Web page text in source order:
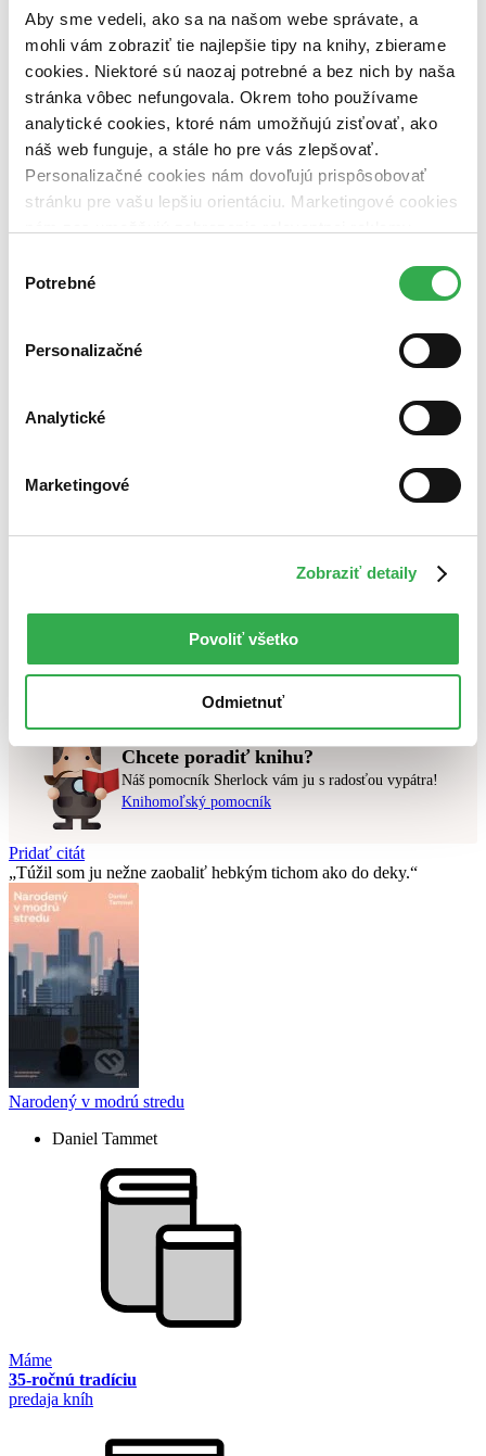
Aby sme vedeli, ako sa na našom webe správate, a
mohli vám zobraziť tie najlepšie tipy na knihy, zbierame
cookies. Niektoré sú naozaj potrebné a bez nich by naša
stránka vôbec nefungovala. Okrem toho používame
analytické cookies, ktoré nám umožňujú zisťovať, ako
náš web funguje, a stále ho pre vás zlepšovať.
Personalizačné cookies nám dovoľujú prispôsobovať
stránku pre vašu lepšiu orientáciu. Marketingové cookies
nám pomohlo, keby sme mohli používať všetky tieto
súhlasu
Potrebné
Personalizačné
Analytické
Marketingové
Zobraziť detaily
Povoliť všetko
Odmietnuť
predpredaj (0 titulov)
predpredaj
pripravujeme (0 titulov)
dostupná (bez vypredaných) (0 titulov)dostupná (bez
vypredaných)
nová (0 titulov)
čítaná (0 titulov)čítaná
čítaná - výborný stav (0 titulov)čítaná - výborný stav
čítaná - mierne opotrebovaná (0 titulov)čítaná - mierne
Zoradiť
Od poslednej časti
Top hodnotené
v predpredaji
Nebol nájdenýžiadny titulvyhovujúci zadaným podmienkam.
Skúste prosím zmeniť vyhľadávaný výraz.
Chcete poradiť knihu?
Náš pomocník Sherlock vám ju s radosťou vypátra!
Knihomoľský pomocník
Pridať citát
Túžil som ju nežne zaobaliť hebkým tichom ako do deky.
Narodený v modrú stredu
Daniel Tammet
Máme
35-ročnú tradíciu
predaja kníh